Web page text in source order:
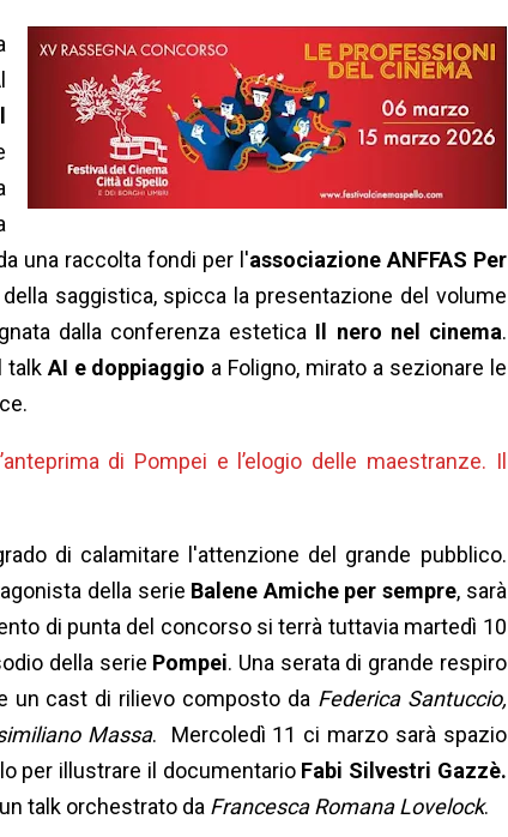
una raccolta fondi per l'associazione ANFFAS Per
saggistica, spicca la presentazione del volume
dalla conferenza estetica Il nero nel cinema.
talk AI e doppiaggio a Foligno, mirato a sezionare le
di Pompei e l’elogio delle maestranze. Il
di calamitare l'attenzione del grande pubblico.
della serie Balene Amiche per sempre, sarà
di punta del concorso si terrà tuttavia martedì 10
della serie Pompei. Una serata di grande respiro
un cast di rilievo composto da Federica Santuccio,
Massa. Mercoledì 11 ci marzo sarà spazio
per illustrare il documentario Fabi Silvestri Gazzè.
talk orchestrato da Francesca Romana Lovelock.